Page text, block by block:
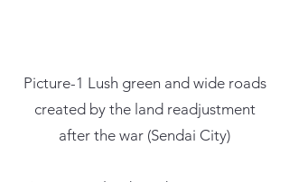
Picture-1 Lush green and wide roads
created by the land readjustment
after the war (Sendai City)